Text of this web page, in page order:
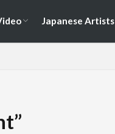
Japanese Artists